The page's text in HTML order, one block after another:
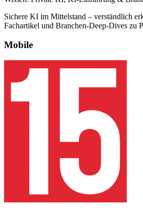
Sichere KI im Mittelstand – verständlich
Fachartikel und Branchen-Deep-Dives zu
Mobile